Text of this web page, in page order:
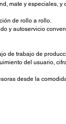
mate y especiales, y
de rollo a rollo.
y autoservicio
de trabajo de
del usuario,
desde la